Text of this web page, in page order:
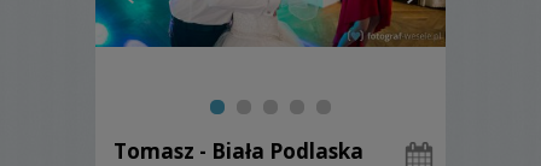
Tomasz - Biała Podlaska